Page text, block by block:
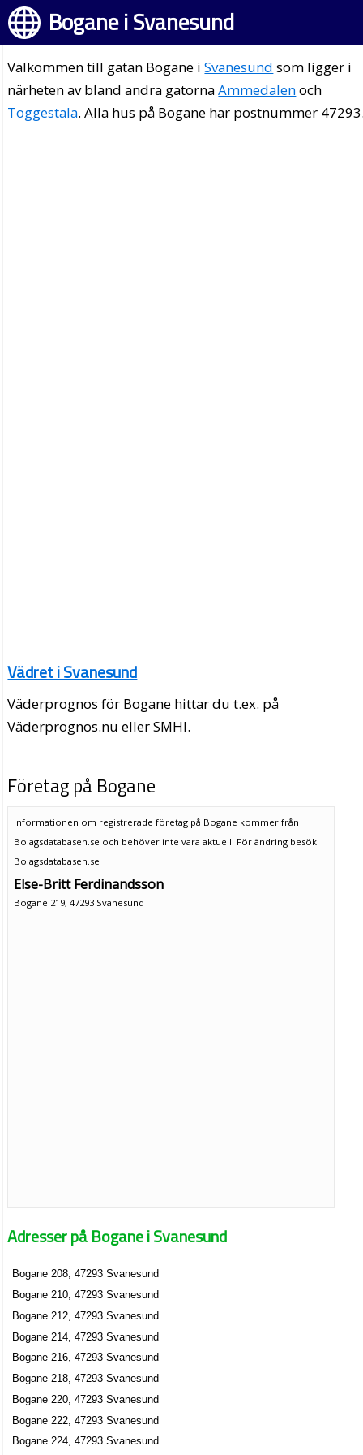
Bogane i Svanesund
Välkommen till gatan Bogane iSvanesund som ligger i
närheten av bland andra gatornaAmmedalenoch
Toggestala. Alla hus på Bogane har postnummer
Vädret i Svanesund
Väderprognos för Bogane hittar du t.ex. på
Väderprognos.nu eller SMHI.
Företag på Bogane
Informationen om registrerade företag på Bogane kommer från
Bolagsdatabasen.se och behöver inte vara aktuell. För ändring besök
Bolagsdatabasen.se
Else-Britt Ferdinandsson
Bogane 219, 47293 Svanesund
Adresser på Bogane i Svanesund
Bogane 208, 47293 Svanesund
Bogane 210, 47293 Svanesund
Bogane 212, 47293 Svanesund
Bogane 214, 47293 Svanesund
Bogane 216, 47293 Svanesund
Bogane 218, 47293 Svanesund
Bogane 220, 47293 Svanesund
Bogane 222, 47293 Svanesund
Bogane 224, 47293 Svanesund